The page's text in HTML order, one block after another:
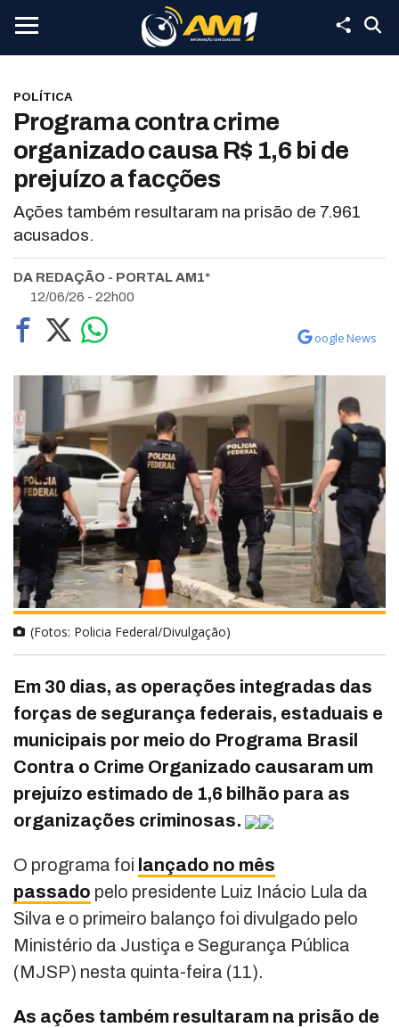
POLÍTICA
Programa contra crime
organizado causa R$ 1,6 bi de
prejuízo a facções
Ações também resultaram na prisão de 7.961
acusados.
DA REDAÇÃO - PORTAL AM1*
12/06/26 - 22h00
oogle News
(Fotos: Policia Federal/Divulgação)
Em 30 dias, as operações integradas das
forças de segurança federais, estaduais e
municipais por meio do Programa Brasil
Contra o Crime Organizado causaram um
prejuízo estimado de 1,6 bilhão para as
organizações criminosas.
O programa foi lançado no mês
passado pelo presidente Luiz Inácio Lula da
Silva e o primeiro balanço foi divulgado pelo
Ministério da Justiça e Segurança Pública
(MJSP) nesta quinta-feira (11).
As ações também resultaram na prisão de